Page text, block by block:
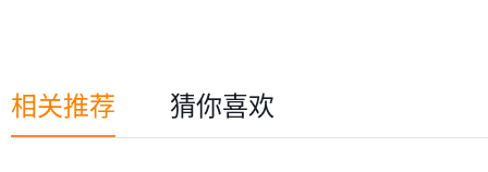
相关推荐 猜你喜欢